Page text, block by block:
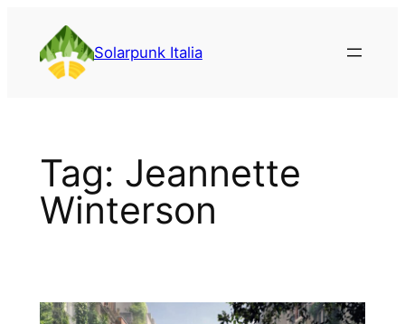
contenuto
Solarpunk Italia
Tag: Jeannette
Winterson